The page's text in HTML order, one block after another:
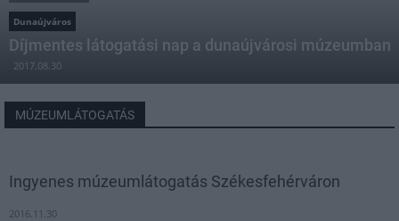
Dunaújváros
Díjmentes látogatási nap a dunaújvárosi múzeumban
2017.08.30
MÚZEUMLÁTOGATÁS
Ingyenes múzeumlátogatás Székesfehérváron
2016.11.30